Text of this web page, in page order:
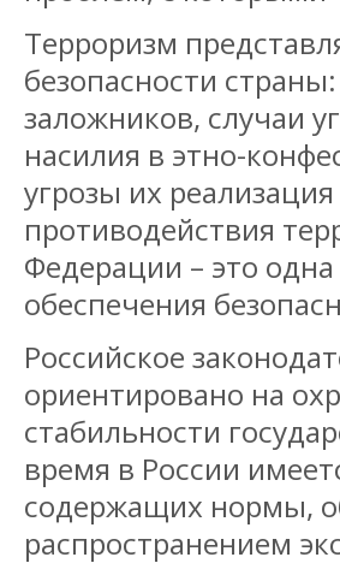
Терроризм
безопасности
заложников, случаи
насилия в этно-
угрозы их
противодействия
Федерации – это
обеспечения
Российское
ориентировано на
стабильности
время в России
содержащих нормы,
распространением